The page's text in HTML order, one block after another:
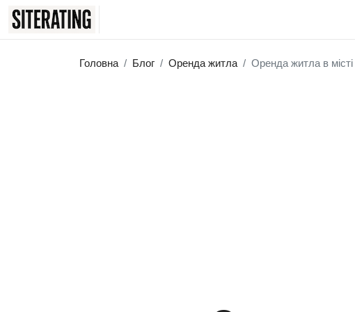
Головна Блог Оренда житла Оренда житла в